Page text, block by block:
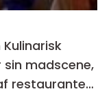
madscene,
restauranter,